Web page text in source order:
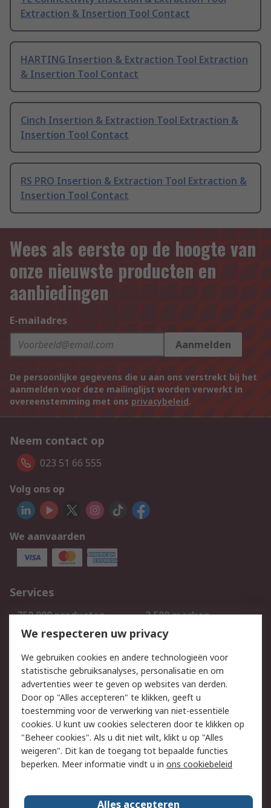
Extraction & Insertion Tool Contact
HARTING Insertion & Extraction Tool Extraction
& Insertion Tool Contact
Cinch Insertion & Extraction Tool Extraction &
Insertion Tool Contact
RS PRO Insertion & Extraction Tool Extraction &
Insertion Tool Contact
Wees als eerste op de hoogte van
onze nieuwste producten en
aanbiedingen
E-mailadres
Aanmelden
De persoonlijke gegevens die u aan ons verstrekt bij het
aanmelden voor deze mailinglijst worden verwerkt in
overeenstemming met ons privacybeleid.
Neem contact op
023 51 66 555
Volg ons op
We aanvaarden
Services
750.000 producten
2.500 merken
Bestellen
Inkoopoplossingen
Track & Trace
Wettelijk
Cookiebeleid
Email veiligheid
Privacybeleid
Websitevoorwaarden
Algemene
verkoopvoorwaarden
Over RS
We respecteren uw privacy
We gebruiken cookies en andere technologieën voor
statistische gebruiksanalyses, personalisatie en om
advertenties weer te geven op websites van derden.
Door op "Alles accepteren" te klikken, geeft u
toestemming voor de verwerking van niet-essentiële
cookies. U kunt uw cookies selecteren door te klikken op
"Beheer cookies". Als u dit niet wilt, klikt u op "Alles
weigeren". Dit kan de toegang tot bepaalde functies
beperken. Meer informatie vindt u in ons cookiebeleid
Alles accepteren